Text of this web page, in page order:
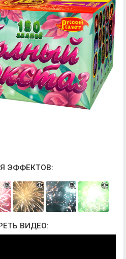
ЭФФЕКТОВ:
ВИДЕО: